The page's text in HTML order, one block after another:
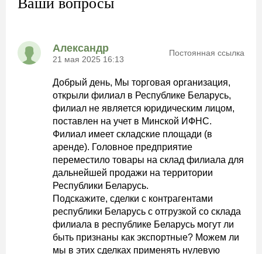
Александр
21 мая 2025 16:13
Постоянная ссылка
Добрый день, Мы торговая организация,
открыли филиал в Республике Беларусь,
филиал не является юридическим лицом,
поставлен на учет в Минской ИФНС.
Филиал имеет складские площади (в
аренде). Головное предприятие
переместило товары на склад филиала для
дальнейшей продажи на территории
Республики Беларусь.
Подскажите, сделки с контрагентами
республики Беларусь с отгрузкой со склада
филиала в республике Беларусь могут ли
быть признаны как экспортные? Можем ли
мы в этих сделках применять нулевую